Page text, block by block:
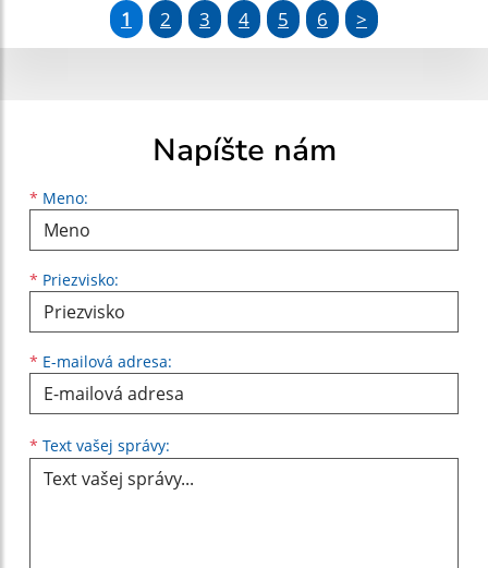
1 2 3 4 5 6 >
Napíšte nám
* Meno:
Meno
* Priezvisko:
Priezvisko
* E-mailová adresa:
E-mailová adresa
* Text vašej správy: